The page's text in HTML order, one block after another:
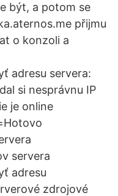
být, a potom se
přijmu
o konzoli a
adresu servera:
si nesprávnu IP
je online
servera
adresu
zdrojové